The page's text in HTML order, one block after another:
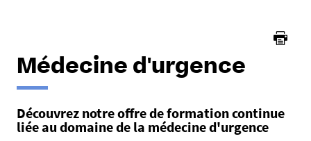
Médecine d'urgence
Découvrez notre offre de formation continue
liée au domaine de la médecine d'urgence